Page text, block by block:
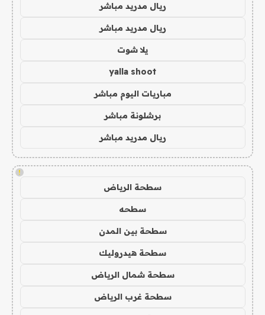
ريال مدريد مباشر
ريال مدريد مباشر
يلا شوت
yalla shoot
مباريات اليوم مباشر
برشلونة مباشر
ريال مدريد مباشر
!
سطحة الرياض
سطحه
سطحة بين المدن
سطحة هيدروليك
سطحة شمال الرياض
سطحة غرب الرياض